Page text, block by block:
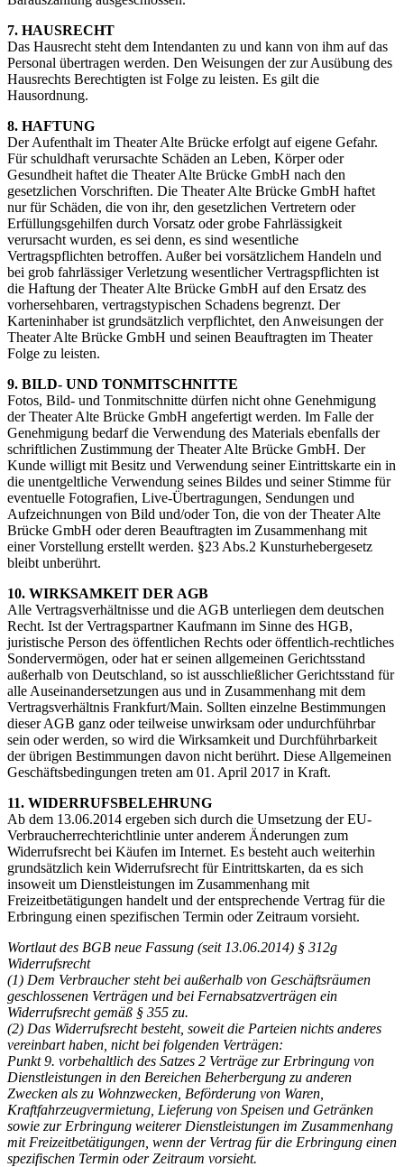
7. HAUSRECHT
Das Hausrecht steht dem Intendanten zu und kann von ihm auf das
Personal übertragen werden. Den Weisungen der zur Ausübung des
Hausrechts Berechtigten ist Folge zu leisten. Es gilt die
Hausordnung.
8. HAFTUNG
Der Aufenthalt im Theater Alte Brücke erfolgt auf eigene Gefahr.
Für schuldhaft verursachte Schäden an Leben, Körper oder
Gesundheit haftet die Theater Alte Brücke GmbH nach den
gesetzlichen Vorschriften. Die Theater Alte Brücke GmbH haftet
nur für Schäden, die von ihr, den gesetzlichen Vertretern oder
Erfüllungsgehilfen durch Vorsatz oder grobe Fahrlässigkeit
verursacht wurden, es sei denn, es sind wesentliche
Vertragspflichten betroffen. Außer bei vorsätzlichem Handeln und
bei grob fahrlässiger Verletzung wesentlicher Vertragspflichten ist
die Haftung der Theater Alte Brücke GmbH auf den Ersatz des
vorhersehbaren, vertragstypischen Schadens begrenzt. Der
Karteninhaber ist grundsätzlich verpflichtet, den Anweisungen der
Theater Alte Brücke GmbH und seinen Beauftragten im Theater
Folge zu leisten.
9. BILD- UND TONMITSCHNITTE
Fotos, Bild- und Tonmitschnitte dürfen nicht ohne Genehmigung
der Theater Alte Brücke GmbH angefertigt werden. Im Falle der
Genehmigung bedarf die Verwendung des Materials ebenfalls der
schriftlichen Zustimmung der Theater Alte Brücke GmbH. Der
Kunde willigt mit Besitz und Verwendung seiner Eintrittskarte ein in
die unentgeltliche Verwendung seines Bildes und seiner Stimme für
eventuelle Fotografien, Live-Übertragungen, Sendungen und
Aufzeichnungen von Bild und/oder Ton, die von der Theater Alte
Brücke GmbH oder deren Beauftragten im Zusammenhang mit
einer Vorstellung erstellt werden. §23 Abs.2 Kunsturhebergesetz
bleibt unberührt.
10. WIRKSAMKEIT DER AGB
Alle Vertragsverhältnisse und die AGB unterliegen dem deutschen
Recht. Ist der Vertragspartner Kaufmann im Sinne des HGB,
juristische Person des öffentlichen Rechts oder öffentlich-rechtliches
Sondervermögen, oder hat er seinen allgemeinen Gerichtsstand
außerhalb von Deutschland, so ist ausschließlicher Gerichtsstand für
alle Auseinandersetzungen aus und in Zusammenhang mit dem
Vertragsverhältnis Frankfurt/Main. Sollten einzelne Bestimmungen
dieser AGB ganz oder teilweise unwirksam oder undurchführbar
sein oder werden, so wird die Wirksamkeit und Durchführbarkeit
der übrigen Bestimmungen davon nicht berührt. Diese Allgemeinen
Geschäftsbedingungen treten am 01. April 2017 in Kraft.
11. WIDERRUFSBELEHRUNG
Ab dem 13.06.2014 ergeben sich durch die Umsetzung der EU-
Verbraucherrechterichtlinie unter anderem Änderungen zum
Widerrufsrecht bei Käufen im Internet. Es besteht auch weiterhin
grundsätzlich kein Widerrufsrecht für Eintrittskarten, da es sich
insoweit um Dienstleistungen im Zusammenhang mit
Freizeitbetätigungen handelt und der entsprechende Vertrag für die
Erbringung einen spezifischen Termin oder Zeitraum vorsieht.
Wortlaut des BGB neue Fassung (seit 13.06.2014) § 312g
Widerrufsrecht
(1) Dem Verbraucher steht bei außerhalb von Geschäftsräumen
geschlossenen Verträgen und bei Fernabsatzverträgen ein
Widerrufsrecht gemäß § 355 zu.
(2) Das Widerrufsrecht besteht, soweit die Parteien nichts anderes
vereinbart haben, nicht bei folgenden Verträgen:
Punkt 9. vorbehaltlich des Satzes 2 Verträge zur Erbringung von
Dienstleistungen in den Bereichen Beherbergung zu anderen
Zwecken als zu Wohnzwecken, Beförderung von Waren,
Kraftfahrzeugvermietung, Lieferung von Speisen und Getränken
sowie zur Erbringung weiterer Dienstleistungen im Zusammenhang
mit Freizeitbetätigungen, wenn der Vertrag für die Erbringung einen
spezifischen Termin oder Zeitraum vorsieht.